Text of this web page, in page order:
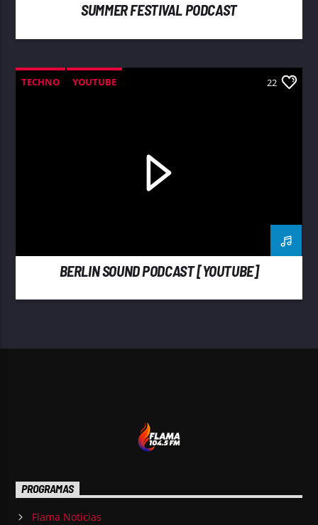
SUMMER FESTIVAL PODCAST
TECHNO YOUTUBE 22
BERLIN SOUND PODCAST [YOUTUBE]
PROGRAMAS
Flama Noticias